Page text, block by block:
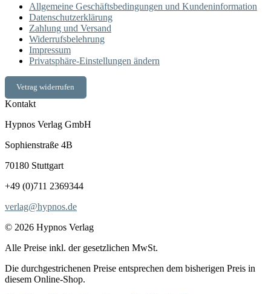
Allgemeine Geschäftsbedingungen und Kundeninformation
Datenschutzerklärung
Zahlung und Versand
Widerrufsbelehrung
Impressum
Privatsphäre-Einstellungen ändern
Vetrag widerrufen
Kontakt
Hypnos Verlag GmbH
Sophienstraße 4B
70180 Stuttgart
+49 (0)711 2369344
verlag@hypnos.de
© 2026 Hypnos Verlag
Alle Preise inkl. der gesetzlichen MwSt.
Die durchgestrichenen Preise entsprechen dem bisherigen Preis in
diesem Online-Shop.